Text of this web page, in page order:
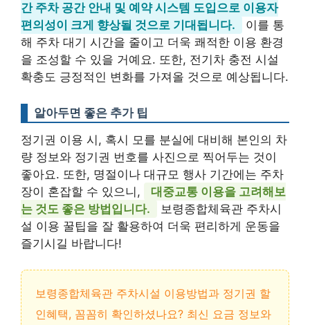
간 주차 공간 안내 및 예약 시스템 도입으로 이용자
편의성이 크게 향상될 것으로 기대됩니다.
이를 통
해 주차 대기 시간을 줄이고 더욱 쾌적한 이용 환경
을 조성할 수 있을 거예요. 또한, 전기차 충전 시설
확충도 긍정적인 변화를 가져올 것으로 예상됩니다.
알아두면 좋은 추가 팁
정기권 이용 시, 혹시 모를 분실에 대비해 본인의 차
량 정보와 정기권 번호를 사진으로 찍어두는 것이
좋아요. 또한, 명절이나 대규모 행사 기간에는 주차
장이 혼잡할 수 있으니,
대중교통 이용을 고려해보
는 것도 좋은 방법입니다.
보령종합체육관 주차시
설 이용 꿀팁을 잘 활용하여 더욱 편리하게 운동을
즐기시길 바랍니다!
보령종합체육관 주차시설 이용방법과 정기권 할
인혜택, 꼼꼼히 확인하셨나요? 최신 요금 정보와